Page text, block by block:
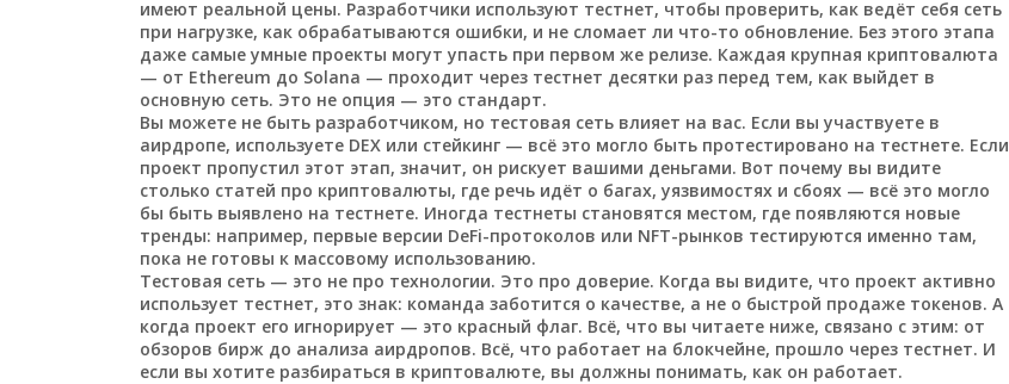
имеют реальной цены. Разработчики используют тестнет, чтобы проверить, как ведёт себя сеть
при нагрузке, как обрабатываются ошибки, и не сломает ли что-то обновление. Без этого этапа
даже самые умные проекты могут упасть при первом же релизе. Каждая крупная криптовалюта
— от Ethereum до Solana — проходит через тестнет десятки раз перед тем, как выйдет в
основную сеть. Это не опция — это стандарт.
Вы можете не быть разработчиком, но тестовая сеть влияет на вас. Если вы участвуете в
аирдропе, используете DEX или стейкинг — всё это могло быть протестировано на тестнете. Если
проект пропустил этот этап, значит, он рискует вашими деньгами. Вот почему вы видите
столько статей про криптовалюты, где речь идёт о багах, уязвимостях и сбоях — всё это могло
бы быть выявлено на тестнете. Иногда тестнеты становятся местом, где появляются новые
тренды: например, первые версии DeFi-протоколов или NFT-рынков тестируются именно там,
пока не готовы к массовому использованию.
Тестовая сеть — это не про технологии. Это про доверие. Когда вы видите, что проект активно
использует тестнет, это знак: команда заботится о качестве, а не о быстрой продаже токенов. А
когда проект его игнорирует — это красный флаг. Всё, что вы читаете ниже, связано с этим: от
обзоров бирж до анализа аирдропов. Всё, что работает на блокчейне, прошло через тестнет. И
если вы хотите разбираться в криптовалюте, вы должны понимать, как он работает.